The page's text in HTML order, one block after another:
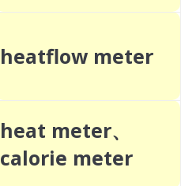
heatflow meter
heat meter、
calorie meter